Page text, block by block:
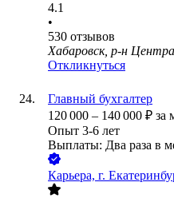
4.1
•
530 отзывов
Хабаровск, р-н
Откликнуться
Главный бухгалтер
120 000 – 140 000 ₽ за
Опыт 3-6 лет
Выплаты: Два раза в
Карьера, г.